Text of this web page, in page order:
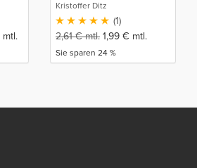
mtl.
Kristoffer Ditz
(1)
2,61€mtl. 1,99 € mtl.
Sie sparen 24 %